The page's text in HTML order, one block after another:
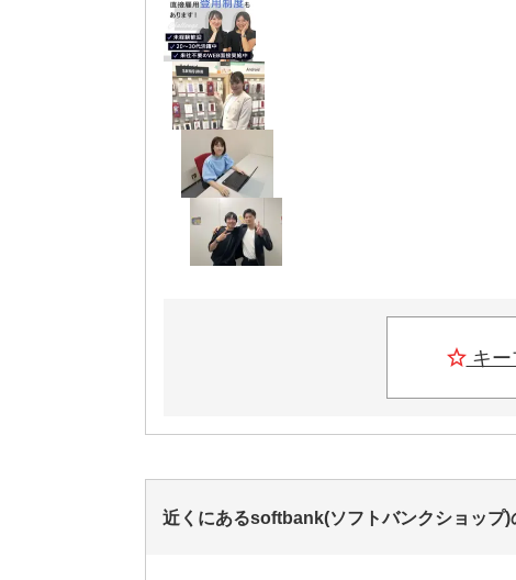
キー
近くにあるsoftbank(ソフトバンクショップ)